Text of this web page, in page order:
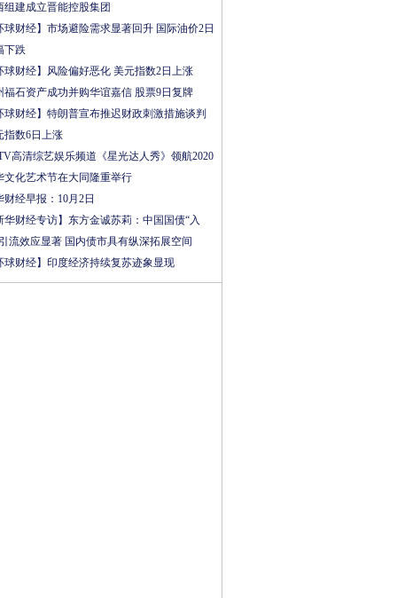
2.2
1.791
组建成立晋能控股集团
球财经】市场避险需求显著回升 国际油价2日
下跌
球财经】风险偏好恶化 美元指数2日上涨
福石资产成功并购华谊嘉信 股票9日复牌
球财经】特朗普宣布推迟财政刺激措施谈判
指数6日上涨
高清综艺娱乐频道《星光达人秀》领航2020
文化艺术节在大同隆重举行
财经早报：10月2日
华财经专访】东方金诚苏莉：中国国债“入
流效应显著 国内债市具有纵深拓展空间
球财经】印度经济持续复苏迹象显现